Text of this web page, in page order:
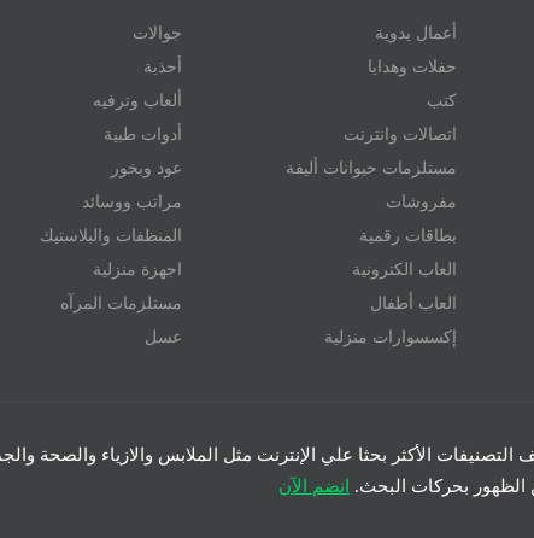
أعمال يدوية جوالات
حفلات وهدايا أحذية
كتب ألعاب وترفيه
اتصالات وانترنت أدوات طبية
مستلزمات حيوانات أليفة عود وبخور
مفروشات مراتب ووسائد
بطاقات رقمية المنظفات والبلاستيك
العاب الكترونية اجهزة منزلية
العاب أطفال مستلزمات المرآه
إكسسوارات منزلية عسل
الأكثر بحثا علي الإنترنت مثل الملابس والازياء والصحة
الظهور بحركات البحث.
انضم الآن